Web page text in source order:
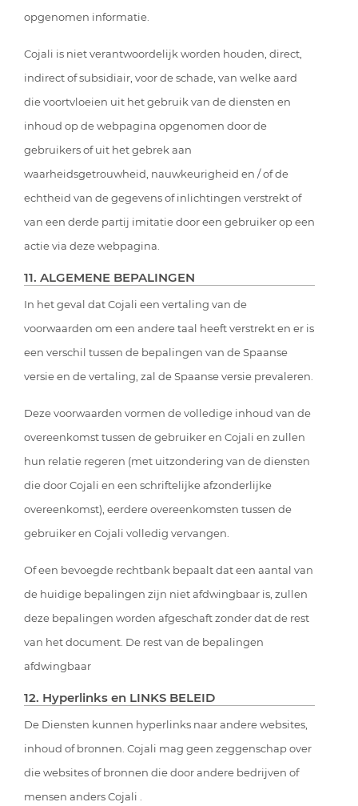
opgenomen informatie.
Cojali is niet verantwoordelijk worden houden, direct,
indirect of subsidiair, voor de schade, van welke aard
die voortvloeien uit het gebruik van de diensten en
inhoud op de webpagina opgenomen door de
gebruikers of uit het gebrek aan
waarheidsgetrouwheid, nauwkeurigheid en / of de
echtheid van de gegevens of inlichtingen verstrekt of
van een derde partij imitatie door een gebruiker op een
actie via deze webpagina.
11. ALGEMENE BEPALINGEN
In het geval dat Cojali een vertaling van de
voorwaarden om een andere taal heeft verstrekt en er is
een verschil tussen de bepalingen van de Spaanse
versie en de vertaling, zal de Spaanse versie prevaleren.
Deze voorwaarden vormen de volledige inhoud van de
overeenkomst tussen de gebruiker en Cojali en zullen
hun relatie regeren (met uitzondering van de diensten
die door Cojali en een schriftelijke afzonderlijke
overeenkomst), eerdere overeenkomsten tussen de
gebruiker en Cojali volledig vervangen.
Of een bevoegde rechtbank bepaalt dat een aantal van
de huidige bepalingen zijn niet afdwingbaar is, zullen
deze bepalingen worden afgeschaft zonder dat de rest
van het document. De rest van de bepalingen
afdwingbaar
12. Hyperlinks en LINKS BELEID
De Diensten kunnen hyperlinks naar andere websites,
inhoud of bronnen. Cojali mag geen zeggenschap over
die websites of bronnen die door andere bedrijven of
mensen anders Cojali .